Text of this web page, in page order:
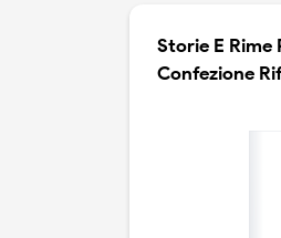
Storie E Rime
Confezione